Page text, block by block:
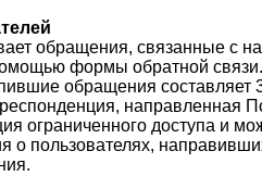
обращения, связанные с
формы обратной связи.
обращения
направленная
ограниченного доступа и
пользователях,